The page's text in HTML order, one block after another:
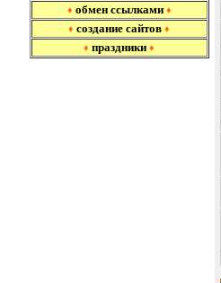
♦ обмен ссылками ♦
♦ создание сайтов ♦
♦ праздники ♦